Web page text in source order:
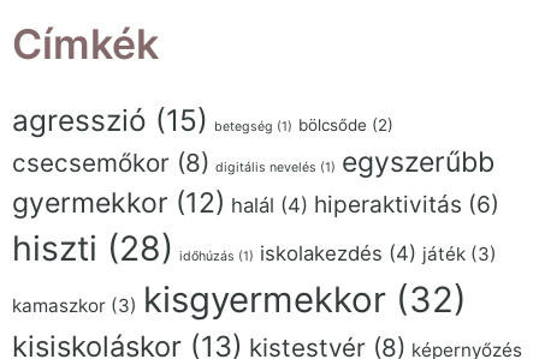
Címkék
agresszió (15) betegség (1) bölcsőde (2)
csecsemőkor (8) digitális nevelés (1) egyszerűbb
gyermekkor (12) halál (4) hiperaktivitás (6)
hiszti (28) időhúzás (1) iskolakezdés (4) játék (3)
kamaszkor (3) kisgyermekkor (32)
kisiskoláskor (13) kistestvér (8) képernyőzés